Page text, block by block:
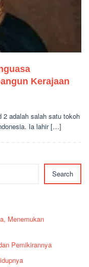
Kerajaan
2 adalah salah satu tokoh
Ia lahir […]
Search
Menemukan
Pemikirannya